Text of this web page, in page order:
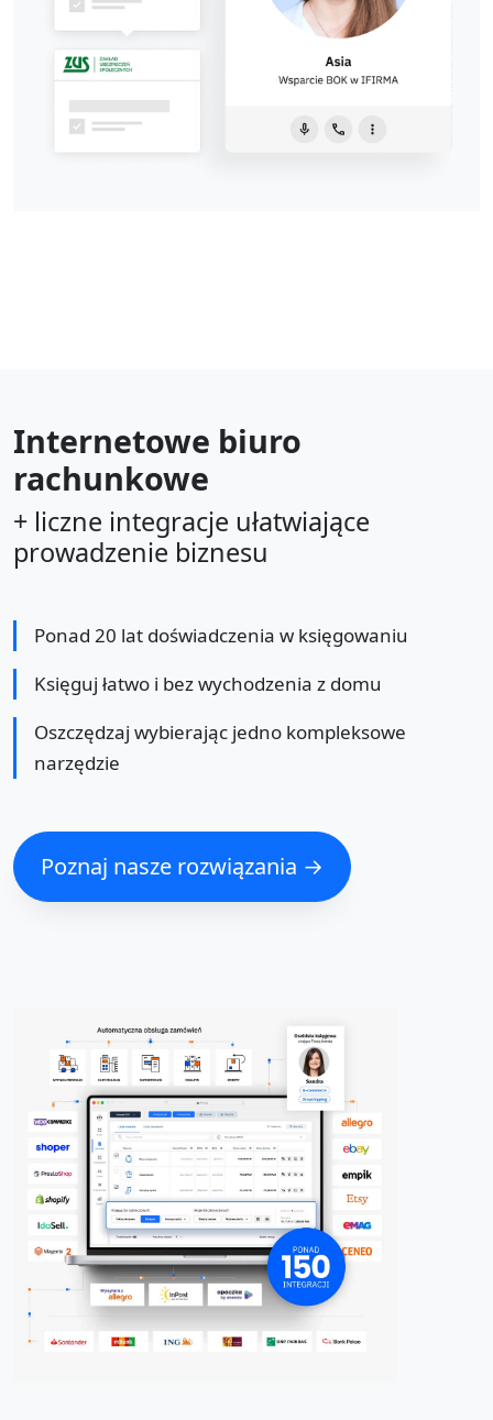
Internetowe biuro
rachunkowe
+ liczne integracje ułatwiające
prowadzenie biznesu
Ponad 20 lat doświadczenia w księgowaniu
Księguj łatwo i bez wychodzenia z domu
Oszczędzaj wybierając jedno kompleksowe
narzędzie
Poznaj nasze rozwiązania →